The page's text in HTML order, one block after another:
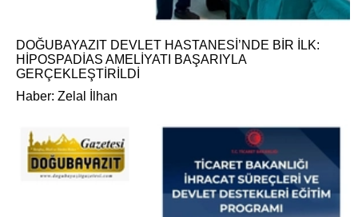
DOĞUBAYAZIT DEVLET HASTANESİ’NDE BİR İLK:
HİPOSPADİAS AMELİYATI BAŞARIYLA
GERÇEKLEŞTİRİLDİ
Haber: Zelal İlhan